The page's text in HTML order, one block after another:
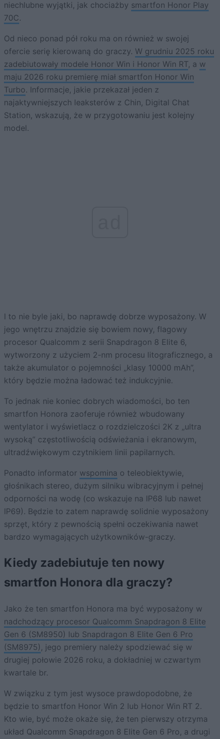
niechlubne wyjątki, jak chociażby smartfon Honor Play
70C.
Od nieco ponad pół roku ma on również w swojej
ofercie serię kierowaną do graczy. W grudniu 2025 roku
zadebiutowały modele Honor Win i Honor Win RT, a w
maju 2026 roku premierę miał smartfon Honor Win
Turbo. Informacje, jakie przekazał jeden z
najaktywniejszych leaksterów z Chin, Digital Chat
Station, wskazują, że w przygotowaniu jest kolejny
model.
I to nie byle jaki, bo naprawdę dobrze wyposażony. W
jego wnętrzu znajdzie się bowiem nowy, flagowy
procesor Qualcomm z serii Snapdragon 8 Elite 6,
wytworzony z użyciem 2-nm procesu litograficznego, a
także akumulator o pojemności „klasy 10000 mAh”,
który będzie można ładować też indukcyjnie.
To jednak nie koniec dobrych wiadomości, bo ten
smartfon Honora zaoferuje również wbudowany
wentylator i wyświetlacz o rozdzielczości 2K z „ultra
wysoką” częstotliwością odświeżania i ekranowym,
ultradźwiękowym czytnikiem linii papilarnych.
Ponadto informator wspomina o teleobiektywie,
głośnikach stereo, dużym silniku wibracyjnym i pełnej
odporności na wodę (co wskazuje na IP68 lub nawet
IP69). Będzie to zatem naprawdę solidnie wyposażony
sprzęt, który z pewnością spełni oczekiwania nawet
bardzo wymagających użytkowników-graczy.
Kiedy zadebiutuje ten nowy
smartfon Honora dla graczy?
Jako że ten smartfon Honora ma być wyposażony w
nadchodzący procesor Qualcomm Snapdragon 8 Elite
Gen 6 (SM8950) lub Snapdragon 8 Elite Gen 6 Pro
(SM8975) , jego premiery należy spodziewać się w
drugiej połowie 2026 roku, a dokładniej w czwartym
kwartale br.
W związku z tym jest wysoce prawdopodobne, że
będzie to smartfon Honor Win 2 lub Honor Win RT 2.
Kto wie, być może okaże się, że ten pierwszy otrzyma
układ Qualcomm Snapdragon 8 Elite Gen 6 Pro, a drugi